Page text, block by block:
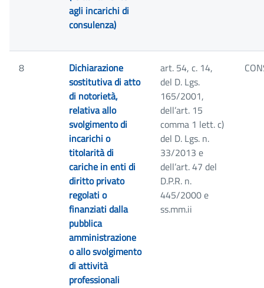
agli incarichi di
consulenza)
8
Dichiarazione
sostitutiva di atto
di notorietà,
relativa allo
svolgimento di
incarichi o
titolarità di
cariche in enti di
diritto privato
regolati o
finanziati dalla
pubblica
amministrazione
o allo svolgimento
di attività
professionali
art. 54, c. 14,
del D. Lgs.
165/2001,
dell’art. 15
comma 1 lett. c)
del D. Lgs. n.
33/2013 e
dell’art. 47 del
D.P.R. n.
445/2000 e
ss.mm.ii